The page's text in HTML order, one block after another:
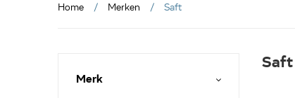
Home Merken Saft
Merk
Saft